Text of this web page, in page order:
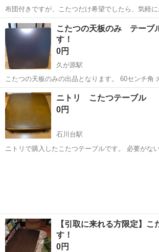
布団付きですが、こたつだけ希望でしたら、気軽にお
用期間は3ヶ月くらいになります。
東京 大田区 蓮沼駅 テーブル
こたつの天板のみ テーブ
す！
0円
久が原駅
こたつの天板のみの出品となります。 60センチ角 未使用で黒と白の両
面使いが出来るタイプです。 ストーン模様が入っていま
で引き取りにいらしていただける方にお譲り致しま
東京 大田区 久が原駅 テーブル
ニトリ こたつテーブル
0円
石川台駅
ニトリで購入したこたつテーブルです。 必要がな
【引取に来れる方限定】こ
す！
0円